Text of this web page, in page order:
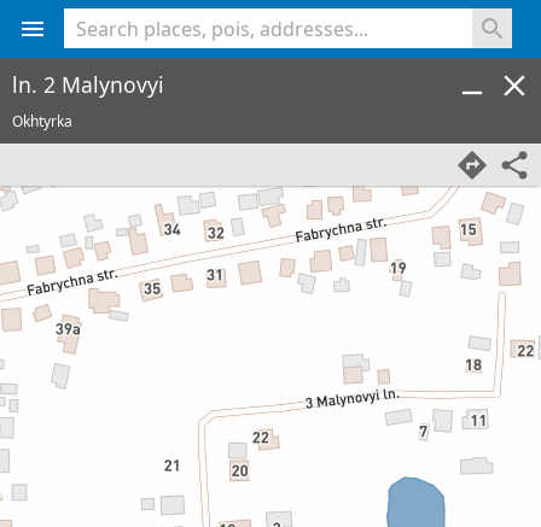
ln. 2 Malynovyi
Okhtyrka
<% console.log(hcard) %>